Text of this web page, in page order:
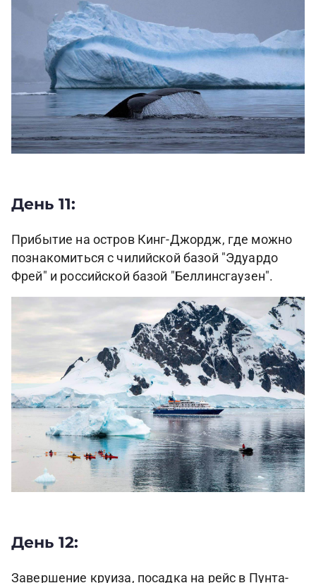
День 11:
Прибытие на остров Кинг-Джордж, где можно
познакомиться с чилийской базой "Эдуардо
Фрей" и российской базой "Беллинсгаузен".
День 12:
Завершение круиза, посадка на рейс в Пунта-